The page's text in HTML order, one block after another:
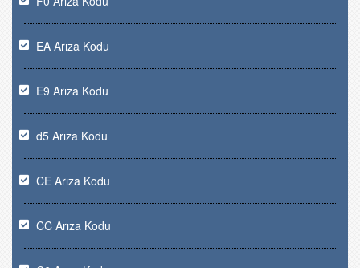
EA Arıza Kodu
E9 Arıza Kodu
d5 Arıza Kodu
CE Arıza Kodu
CC Arıza Kodu